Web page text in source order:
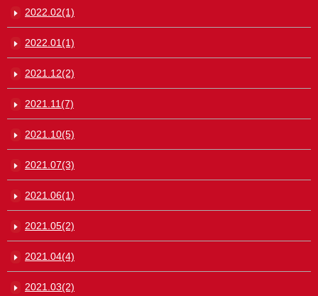
2022.02(1)
2022.01(1)
2021.12(2)
2021.11(7)
2021.10(5)
2021.07(3)
2021.06(1)
2021.05(2)
2021.04(4)
2021.03(2)